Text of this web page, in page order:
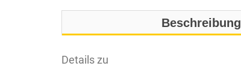
Beschreibung
Details zu